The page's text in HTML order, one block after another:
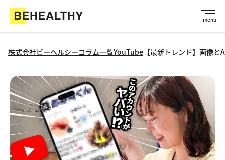
株式会社ビーヘルシーコラム一覧YouTube 【最新トレンド】画像